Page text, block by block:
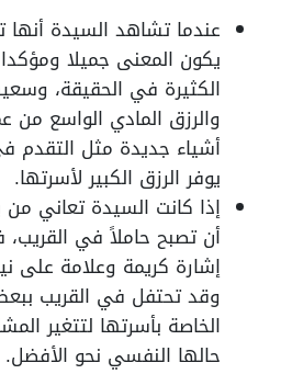
عندما تشاهد السيدة
يكون المعنى جميلا
الكثيرة في الحقيقة،
والرزق المادي الواسع من
أشياء جديدة مثل
يوفر الرزق الكبير لأسرتها.
إذا كانت السيدة تعاني
أن تصبح حاملاً في
إشارة كريمة وعلامة على
وقد تحتفل في القريب
الخاصة بأسرتها لتتغير
حالها النفسي نحو الأفضل.